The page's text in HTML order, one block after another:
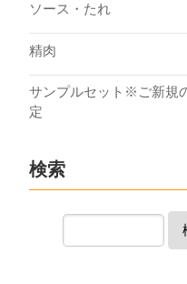
ソース・たれ
精肉
サンプルセット※ご新規
定
検索